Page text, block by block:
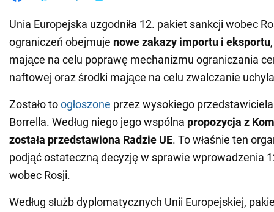
Unia Europejska uzgodniła 12. pakiet sankcji wobec
ograniczeń obejmuje nowe zakazy importu i eksportu
mające na celu poprawę mechanizmu ograniczania
naftowej oraz środki mające na celu zwalczanie
Zostało toogłoszone przez wysokiego
Borrella. Według niego jego wspólna propozycja z
została przedstawiona Radzie UE. To właśnie ten
podjąć ostateczną decyzję w sprawie wprowadzenia
wobec Rosji.
Według służb dyplomatycznych Unii Europejskiej,